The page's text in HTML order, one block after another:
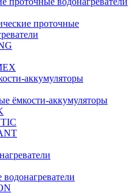
проточные
аккумуляторы
ёмкости-аккумуляторы
водонагреватели